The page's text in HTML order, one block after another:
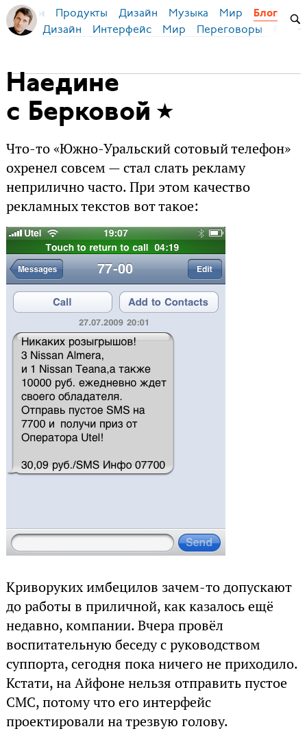
Бирман Продукты Дизайн Музыка Мир Блог
Дизайн Интерфейс Мир Переговоры
Наедине
с Берковой
Что-то «Южно-Уральский сотовый телефон»
охренел совсем — стал слать рекламу
неприлично часто. При этом качество
рекламных текстов вот такое:
Криворуких имбецилов зачем-то допускают
до работы в приличной, как казалось ещё
недавно, компании. Вчера провёл
воспитательную беседу с руководством
суппорта, сегодня пока ничего не приходило.
Кстати, на Айфоне нельзя отправить пустое
СМС, потому что его интерфейс
проектировали на трезвую голову.